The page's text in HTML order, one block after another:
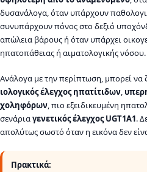
δυσανάλογα, όταν υπάρχουν
συνυπάρχουν πόνος στο δεξιό
απώλεια βάρους ή όταν υπάρχει
ηπατοπάθειας ή αιματολογικής νόσου.
Ανάλογα με την περίπτωση, μπορεί να
ιολογικός έλεγχος ηπατίτιδων,
χοληφόρων, πιο εξειδικευμένη
σενάριαγενετικός έλεγχος UGT1A1.
απολύτως σωστό όταν η εικόνα δεν
Πρακτικά: